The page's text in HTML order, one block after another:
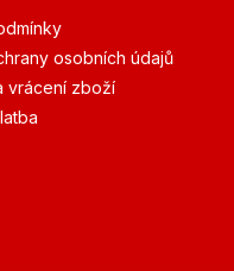
osobních údajů
vrácení zboží